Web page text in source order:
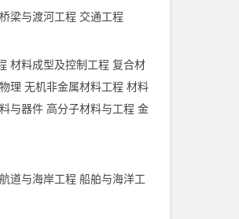
梁与渡河工程 交通工程
材料成型及控制工程 复合材
理 无机非金属材料工程 材料
与器件 高分子材料与工程 金
道与海岸工程 船舶与海洋工